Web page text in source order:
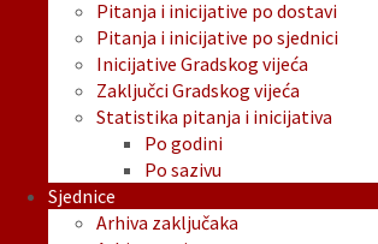
Pitanja i inicijative po dostavi
Pitanja i inicijative po sjednici
Inicijative Gradskog vijeća
Zaključci Gradskog vijeća
Statistika pitanja i inicijativa
Po godini
Po sazivu
Sjednice
Arhiva zaključaka